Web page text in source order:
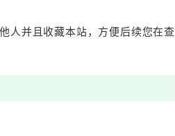
人并且收藏本站，方便后续您在查